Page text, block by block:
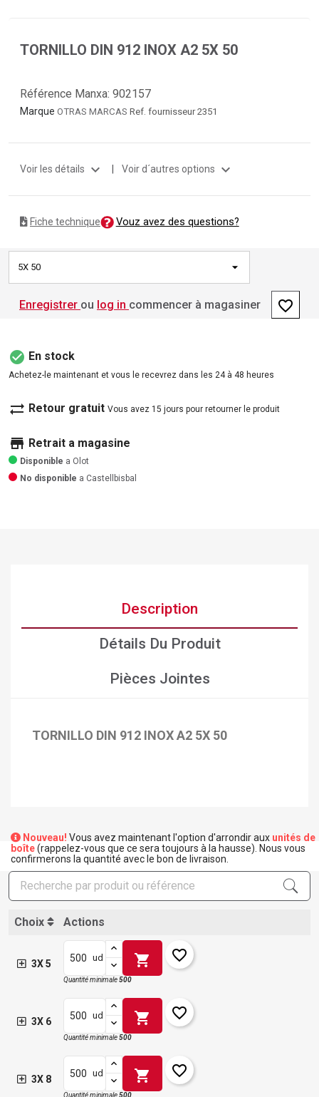
TORNILLO DIN 912 INOX A2 5X 50
Référence Manxa: 902157
Marque OTRAS MARCAS Ref. fournisseur 2351
Voir les détails expand_more | Voir d´autres options expand_more
Fiche technique Vouz avez des questions?
5X 50
Enregistrer ou log in commencer à magasiner favorite_border
check_circle En stock
Achetez-le maintenant et vous le recevrez dans les 24 à 48 heures
sync_alt Retour gratuit Vous avez 15 jours pour retourner le produit
store Retrait a magasine
Disponible a Olot
No disponible a Castellbisbal
Description
Détails Du Produit
Pièces Jointes
TORNILLO DIN 912 INOX A2 5X 50
Nouveau! Vous avez maintenant l'option d'arrondir aux unités de
boîte(rappelez-vous que ce sera toujours à la hausse). Nous vous
confirmerons la quantité avec le bon de livraison.
Choix Actions
3X 5
ud shopping_cart favorite_border
Quantité minimale500
3X 6
ud shopping_cart favorite_border
Quantité minimale500
3X 8
ud shopping_cart favorite_border
Quantité minimale500